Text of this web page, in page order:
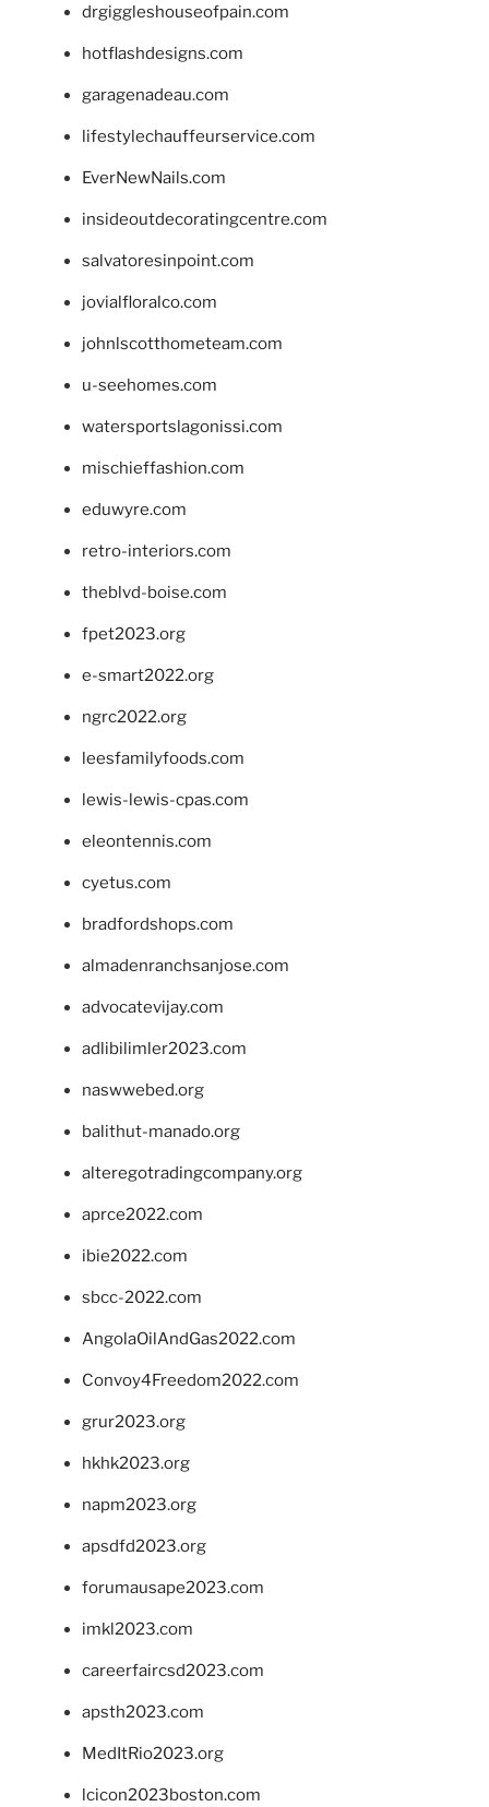
drgiggleshouseofpain.com
hotflashdesigns.com
garagenadeau.com
lifestylechauffeurservice.com
EverNewNails.com
insideoutdecoratingcentre.com
salvatoresinpoint.com
jovialfloralco.com
johnlscotthometeam.com
u-seehomes.com
watersportslagonissi.com
mischieffashion.com
eduwyre.com
retro-interiors.com
theblvd-boise.com
fpet2023.org
e-smart2022.org
ngrc2022.org
leesfamilyfoods.com
lewis-lewis-cpas.com
eleontennis.com
cyetus.com
bradfordshops.com
almadenranchsanjose.com
advocatevijay.com
adlibilimler2023.com
naswwebed.org
balithut-manado.org
alteregotradingcompany.org
aprce2022.com
ibie2022.com
sbcc-2022.com
AngolaOilAndGas2022.com
Convoy4Freedom2022.com
grur2023.org
hkhk2023.org
napm2023.org
apsdfd2023.org
forumausape2023.com
imkl2023.com
careerfaircsd2023.com
apsth2023.com
MedItRio2023.org
lcicon2023boston.com